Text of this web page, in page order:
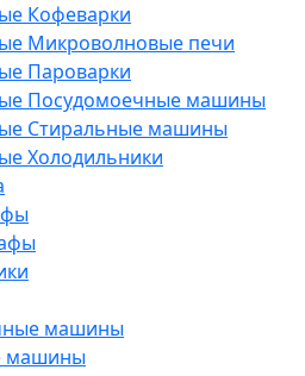
Кофеварки
Микроволновые печи
Пароварки
Посудомоечные машины
Стиральные машины
Холодильники
машины
машины